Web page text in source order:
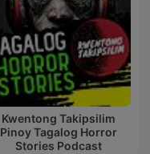
Kwentong Takipsilim
Pinoy Tagalog Horror
Stories Podcast